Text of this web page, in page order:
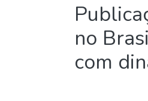
no
com